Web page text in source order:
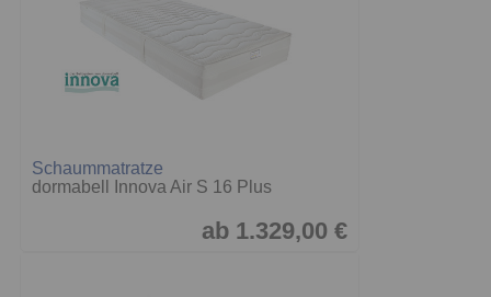
Schaummatratze
dormabell Innova Air S 16 Plus
ab 1.329,00 €